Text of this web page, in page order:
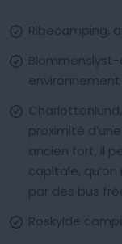
Ribecamping,
Blommenslyst-
proximité
ancien fort, il
capitale,
par des bus
Roskylde